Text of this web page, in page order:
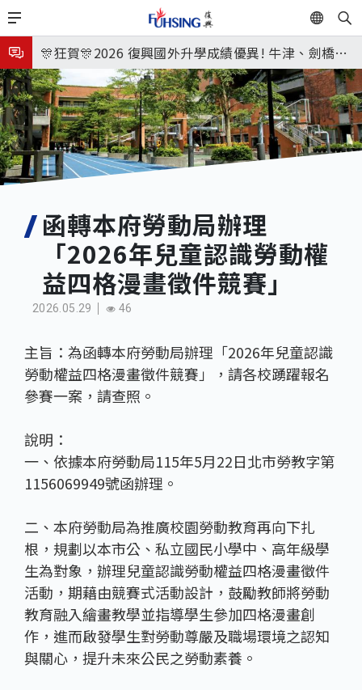
移
至
主
內
容
EN
🎉🎉🎉狂賀! 12望蘇同學榮錄MIT麻省理工學院，本校
連續兩年錄取世界第一學府！
🎊狂賀🎊2026 復興國外升學成績優異! 牛津、劍橋首
次雙星閃耀✨
115年校本部大學榜單再創佳績🎉，32％達醫學系錄
取標準、62%達台大錄取標準。各組合4科60級分9人
🎊
8月3日 分科成績公布
臺北市2026城鎮韌性(防空)演習訂於8月13日(四) 14
時30分至15時實施，全市人、車及各場所均須配合管
制與避難演練，以免受罰。
8月31日 開學日
🎉🎉🎉狂賀! 12望蘇同學榮錄MIT麻省理工學院，本校
連續兩年錄取世界第一學府！
函轉本府勞動局辦理
「2026年兒童認識勞動權
益四格漫畫徵件競賽」
2026.05.29 46
主旨：為函轉本府勞動局辦理「2026年兒童認識
勞動權益四格漫畫徵件競賽」，請各校踴躍報名
參賽一案，請查照。
說明：
一、依據本府勞動局115年5月22日北市勞教字第
1156069949號函辦理。
二、本府勞動局為推廣校園勞動教育再向下扎
根，規劃以本市公、私立國民小學中、高年級學
生為對象，辦理兒童認識勞動權益四格漫畫徵件
活動，期藉由競賽式活動設計，鼓勵教師將勞動
教育融入繪畫教學並指導學生參加四格漫畫創
作，進而啟發學生對勞動尊嚴及職場環境之認知
與關心，提升未來公民之勞動素養。